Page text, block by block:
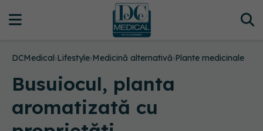
DCMedical›Lifestyle›Medicină alternativă›Plante medicinale
Busuiocul, planta
aromatizată cu